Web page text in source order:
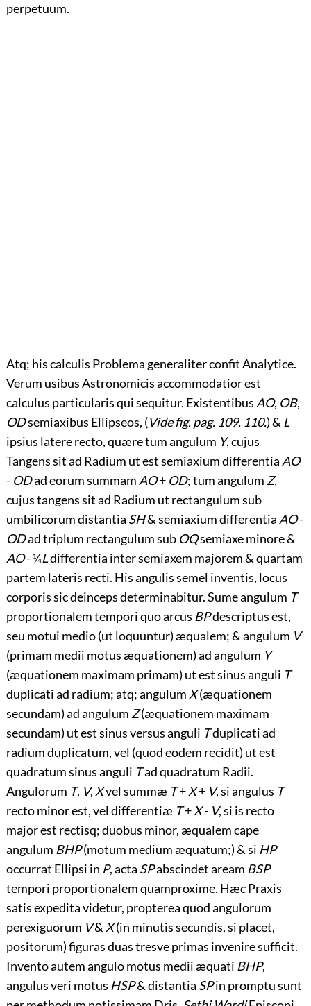
perpetuum.
Atq; his calculis Problema generaliter confit Analytice.
Verum usibus Astronomicis accommodatior est
calculus particularis qui sequitur. Existentibus AO, OB,
ODsemiaxibus Ellipseos, (Vide fig. pag. 109. 110.) & L
ipsius latere recto, quære tum angulum Y, cujus
Tangens sit ad Radium ut est semiaxium differentia AO
- ODad eorum summam AO+ OD; tum angulum Z,
cujus tangens sit ad Radium ut rectangulum sub
umbilicorum distantia SH& semiaxium differentia AO-
ODad triplum rectangulum sub OQsemiaxe minore &
AO- ¼Ldifferentia intersemiaxem majorem & quartam
partem lateris recti. His angulis semel inventis, locus
corporis sic deinceps determinabitur. Sume angulum T
proportionalem tempori quo arcus BPdescriptus est,
seu motui medio (ut loquuntur) æqualem; & angulum V
(primam medii motus æquationem) ad angulum Y
(æquationem maximam primam) ut est sinus anguli T
duplicati ad radium; atq; angulum X(æquationem
secundam) ad angulum Z(æquationem maximam
secundam) ut est sinus versus anguli Tduplicati ad
radium duplicatum, vel (quod eodem recidit) ut est
quadratum sinus anguli Tad quadratum Radii.
Angulorum T, V,Xvel summæ T+X+ V, si angulus T
recto minor est, vel differentiæ T+X- V, si is recto
major est rectisq; duobus minor, æqualem cape
angulum BHP(motum medium æquatum;) & si HP
occurrat Ellipsi in P, acta SPabscindet aream BSP
tempori proportionalem quamproxime. Hæc Praxis
satis expedita videtur, propterea quod angulorum
perexiguorum V& X(in minutis secundis, si placet,
positorum) figuras duas tresve primas invenire sufficit.
Invento autem angulo motus medii æquati BHP,
angulus veri motus HSP& distantia SPin promptu sunt